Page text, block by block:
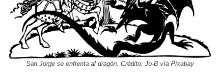
San Jorge se enfrenta al dragón. Crédito: Jo-B vía Pixabay